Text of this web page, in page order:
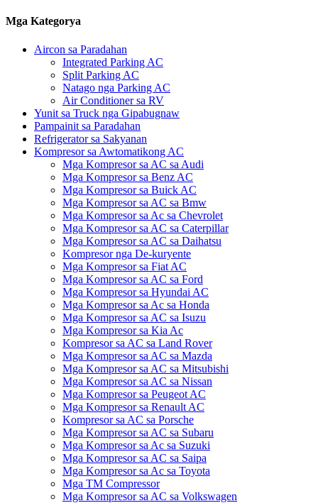
Mga Kategorya
Aircon sa Paradahan
Integrated Parking AC
Split Parking AC
Natago nga Parking AC
Air Conditioner sa RV
Yunit sa Truck nga Gipabugnaw
Pampainit sa Paradahan
Refrigerator sa Sakyanan
Kompresor sa Awtomatikong AC
Mga Kompresor sa AC sa Audi
Mga Kompresor sa Benz AC
Mga Kompresor sa Buick AC
Mga Kompresor sa AC sa Bmw
Mga Kompresor sa Ac sa Chevrolet
Mga Kompresor sa AC sa Caterpillar
Mga Kompresor sa AC sa Daihatsu
Kompresor nga De-kuryente
Mga Kompresor sa Fiat AC
Mga Kompresor sa AC sa Ford
Mga Kompresor sa Hyundai AC
Mga Kompresor sa Ac sa Honda
Mga Kompresor sa AC sa Isuzu
Mga Kompresor sa Kia Ac
Kompresor sa AC sa Land Rover
Mga Kompresor sa AC sa Mazda
Mga Kompresor sa AC sa Mitsubishi
Mga Kompresor sa AC sa Nissan
Mga Kompresor sa Peugeot AC
Mga Kompresor sa Renault AC
Kompresor sa AC sa Porsche
Mga Kompresor sa AC sa Subaru
Mga Kompresor sa Ac sa Suzuki
Mga Kompresor sa AC sa Saipa
Mga Kompresor sa Ac sa Toyota
Mga TM Compressor
Mga Kompresor sa AC sa Volkswagen